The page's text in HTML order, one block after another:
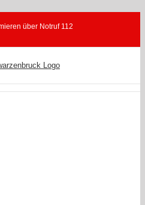
über Notruf 112